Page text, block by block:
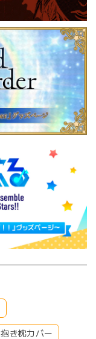
抱き枕カバー